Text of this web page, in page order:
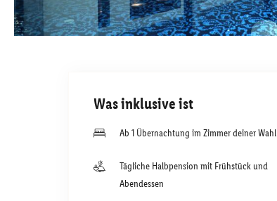
Was inklusive ist
Ab 1 Übernachtung im Zimmer deiner Wahl
Tägliche Halbpension mit Frühstück und
Abendessen